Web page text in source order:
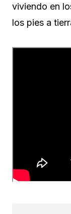
viviendo en
los pies a